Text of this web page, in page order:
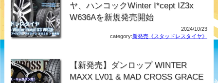
ヤ、ハンコックWinter I*cept IZ3x
W636Aを新規発売開始
2024/10/23
category:新発売《スタッドレスタイヤ》
【新発売】ダンロップ WINTER
MAXX LV01 & MAD CROSS GRACE